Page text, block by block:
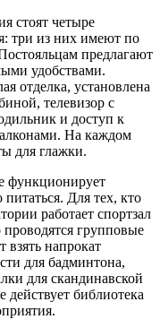
стоят четыре
три из них имеют по
предлагают
удобствами.
отделка, установлена
телевизор с
и доступ к
На каждом
для глажки.
функционирует
Для тех, кто
работает спортзал
групповые
напрокат
для бадминтона,
для скандинавской
библиотека